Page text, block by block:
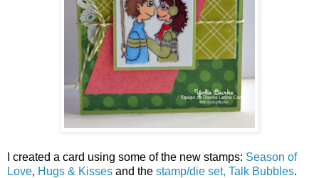
I created a card using some of the new stamps: Season of
Love, Hugs & Kisses and the stamp/die set, Talk Bubbles.